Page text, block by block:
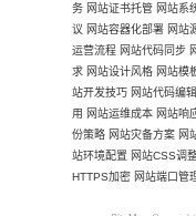
务 网站证书托管 网站系
议 网站容器化部署 网站
运营流程 网站代码同步
求 网站设计风格 网站模
站开发技巧 网站代码编辑
用
网站运维成本 网站响
份策略 网站灾备方案 网
站环境配置 网站CSS调
HTTPS加密 网站端口管